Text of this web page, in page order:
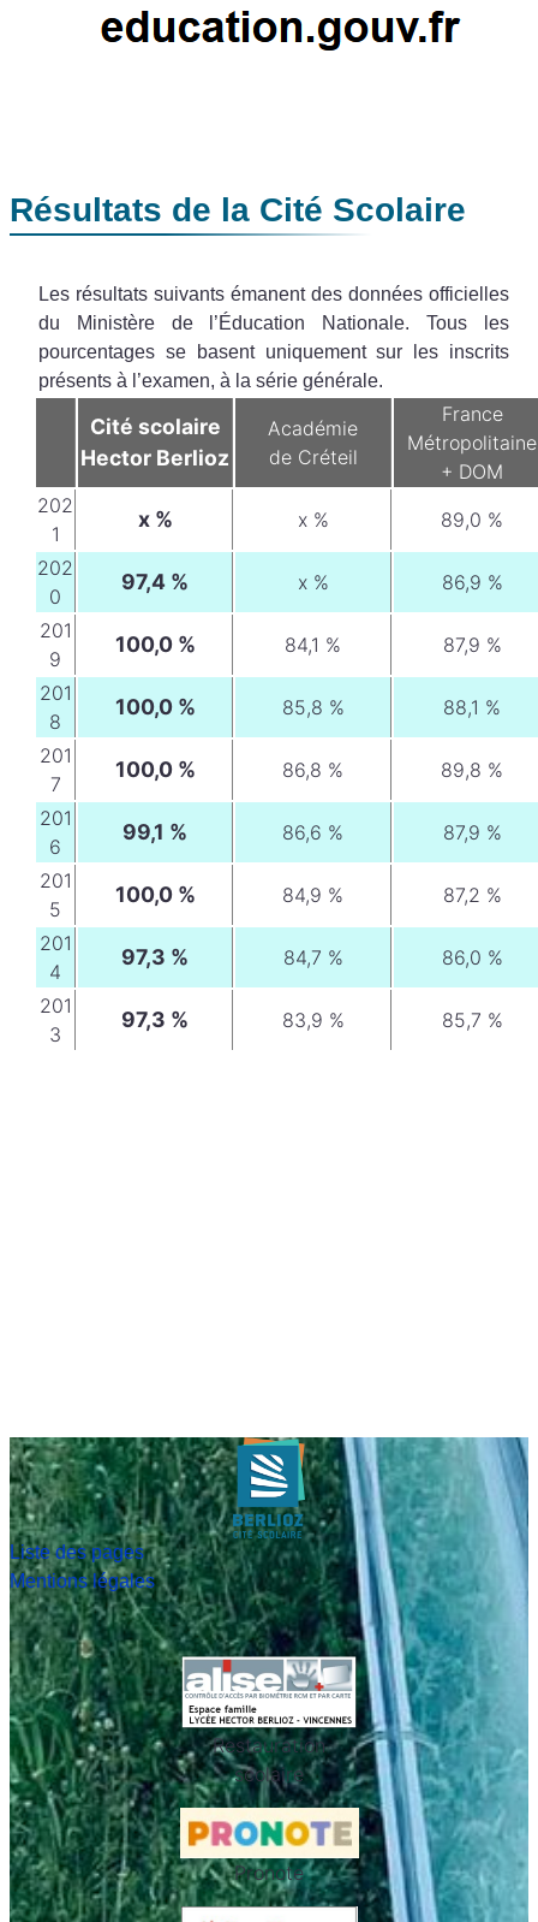
Résultats de la Cité Scolaire
Les résultats suivants émanent des données officielles
du Ministère de l’Éducation Nationale. Tous les
pourcentages se basent uniquement sur les inscrits
présents à l’examen, à la série générale.
Cité scolaire
Hector Berlioz
Académie
de Créteil
France
Métropolitaine
+ DOM
202
1
x % x %
89,0 %
202
0
97,4 % x %
86,9 %
201
9
100,0 % 84,1 %
87,9 %
201
8
100,0 % 85,8 %
88,1 %
201
7
100,0 % 86,8 %
89,8 %
201
6
99,1 % 86,6 %
87,9 %
201
5
100,0 % 84,9 %
87,2 %
201
4
97,3 % 84,7 %
86,0 %
201
3
97,3 % 83,9 % 85,7 %
Liste des pages
Mentions légales
Restauration
scolaire
Pronote